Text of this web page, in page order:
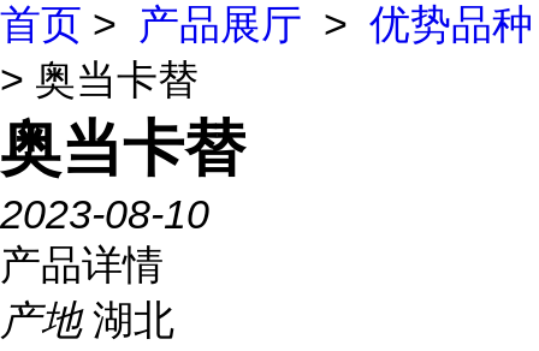
首页 > 产品展厅 > 优势品种
> 奥当卡替
奥当卡替
2023-08-10
产品详情
产地 湖北